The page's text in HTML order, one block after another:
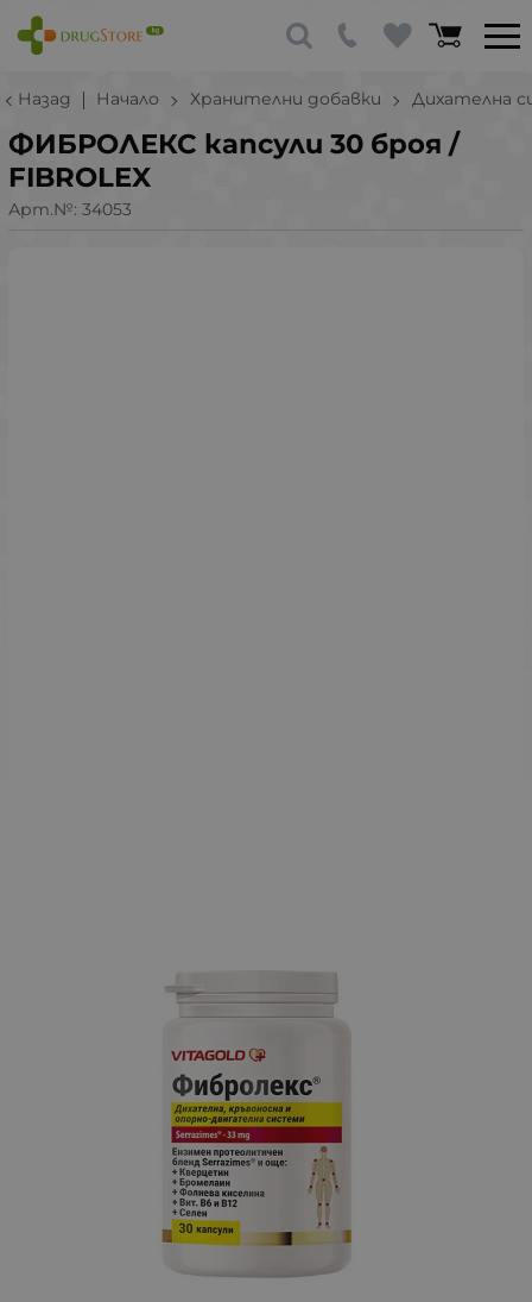
Назад Начало Хранителни добавки Дихателна
ФИБРОЛЕКС капсули 30 броя /
FIBROLEX
Арт.№: 34053